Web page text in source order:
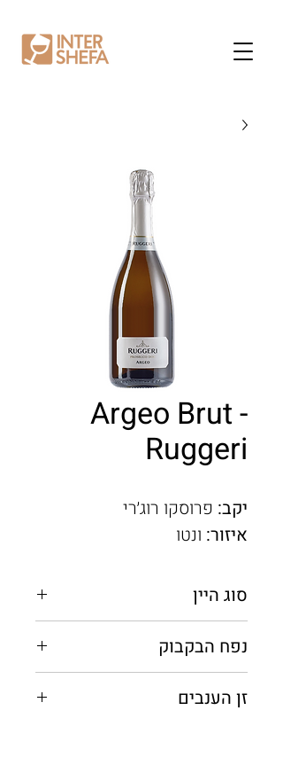
Argeo Brut -
Ruggeri
יקב: פרוסקו רוג׳רי
איזור: ונטו
סוג היין
נפח הבקבוק
זן הענבים